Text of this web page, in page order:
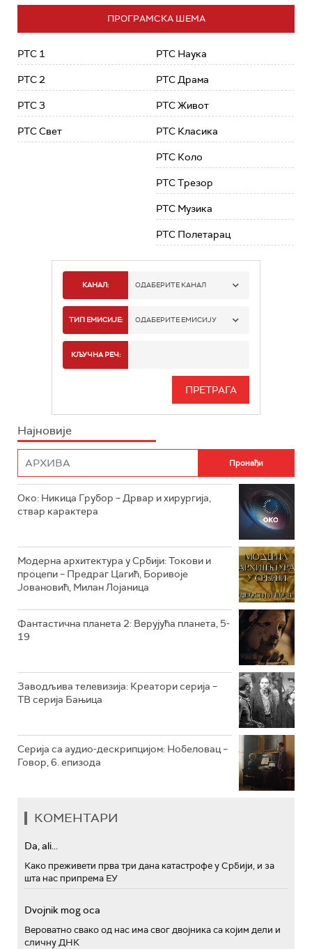
ПРОГРАМСКА ШЕМА
РТС 1
РТС 2
РТС 3
РТС Свет
РТС Наука
РТС Драма
РТС Живот
РТС Класика
РТС Коло
РТС Трезор
РТС Музика
РТС Полетарац
КАНАЛ: ОДАБЕРИТЕ КАНАЛ
РТС 1
РТС 3
РТС ЖИВОТ
РТС КОЛО
ТИП ЕМИСИЈЕ: ОДАБЕРИТЕ ЕМИСИЈУ
ИНФО
КЉУЧНА РЕЧ:
Најновије
Око: Никица Грубор – Дрвар и хирургија,
ствар карактера
Модерна архитектура у Србији: Токови и
процепи – Предраг Цагић, Боривоје
Јовановић, Милан Лојаница
Фантастична планета 2: Верујућа планета, 5-
19
Заводљива телевизија: Креатори серија –
ТВ серија Бањица
Серија са аудио-дескрипцијом: Нобеловац –
Говор, 6. епизода
КОМЕНТАРИ
Da, ali...
Како преживети прва три дана катастрофе у Србији, и за
шта нас припрема ЕУ
Dvojnik mog oca
Вероватно свако од нас има свог двојника са којим дели и
сличну ДНК